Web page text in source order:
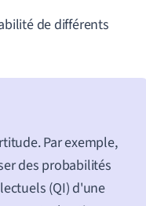
de différents
Par exemple,
des probabilités
(QI) d'une